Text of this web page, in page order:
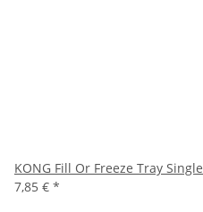
KONG Fill Or Freeze Tray Single
7,85 € *